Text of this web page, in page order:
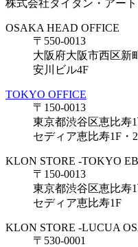
株式会社タイタン・アート
OSAKA HEAD OFFICE
〒550-0013
大阪府大阪市西区新
安川ビル4F
TOKYO OFFICE
〒150-0013
東京都渋谷区恵比寿
セディア恵比寿1F・
KLON STORE -TOKYO
〒150-0013
東京都渋谷区恵比寿
セディア恵比寿1F
KLON STORE -LUCUA
〒530-0001